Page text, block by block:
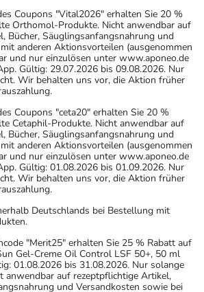
Coupons "Vital2026" erhalten Sie 20 %
Orthomol-Produkte. Nicht anwendbar auf
Bücher, Säuglingsanfangsnahrung und
anderen Aktionsvorteilen (ausgenommen
und nur einzulösen unter www.aponeo.de
Gültig: 29.07.2026 bis 09.08.2026. Nur
Wir behalten uns vor, die Aktion früher
Coupons "ceta20" erhalten Sie 20 %
Cetaphil-Produkte. Nicht anwendbar auf
Bücher, Säuglingsanfangsnahrung und
anderen Aktionsvorteilen (ausgenommen
und nur einzulösen unter www.aponeo.de
Gültig: 01.08.2026 bis 01.09.2026. Nur
Wir behalten uns vor, die Aktion früher
Deutschlands bei Bestellung mit
"Merit25" erhalten Sie 25 % Rabatt auf
Gel-Creme Oil Control LSF 50+, 50 ml
01.08.2026 bis 31.08.2026. Nur solange
anwendbar auf rezeptpflichtige Artikel,
und Versandkosten sowie bei